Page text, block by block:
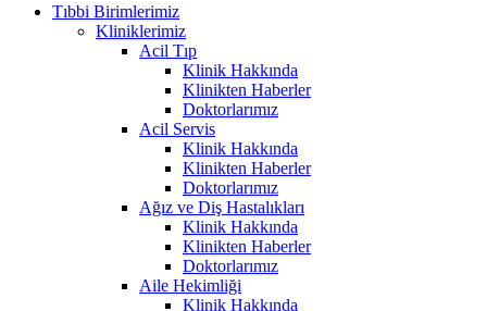
Tıbbi Birimlerimiz
Kliniklerimiz
Acil Tıp
Klinik Hakkında
Klinikten Haberler
Doktorlarımız
Acil Servis
Klinik Hakkında
Klinikten Haberler
Doktorlarımız
Ağız ve Diş Hastalıkları
Klinik Hakkında
Klinikten Haberler
Doktorlarımız
Aile Hekimliği
Klinik Hakkında